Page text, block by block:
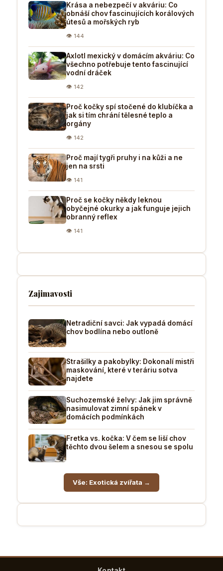
Krása a nebezpečí v akváriu: Co
obnáší chov fascinujících korálových
útesů a mořských ryb
👁 144
Axlotl mexický v domácím akváriu: Co
všechno potřebuje tento fascinující
vodní dráček
👁 142
Proč kočky spí stočené do klubíčka a
jak si tím chrání tělesné teplo a
orgány
👁 142
Proč mají tygři pruhy i na kůži a ne
jen na srsti
👁 141
Proč se kočky někdy leknou
obyčejné okurky a jak funguje jejich
obranný reflex
👁 141
Zajimavosti
Netradiční savci: Jak vypadá domácí
chov bodlína nebo outloně
Strašilky a pakobylky: Dokonalí mistři
maskování, které v teráriu sotva
najdete
Suchozemské želvy: Jak jim správně
nasimulovat zimní spánek v
domácích podmínkách
Fretka vs. kočka: V čem se liší chov
těchto dvou šelem a snesou se spolu
Vše: Exotická zvířata →